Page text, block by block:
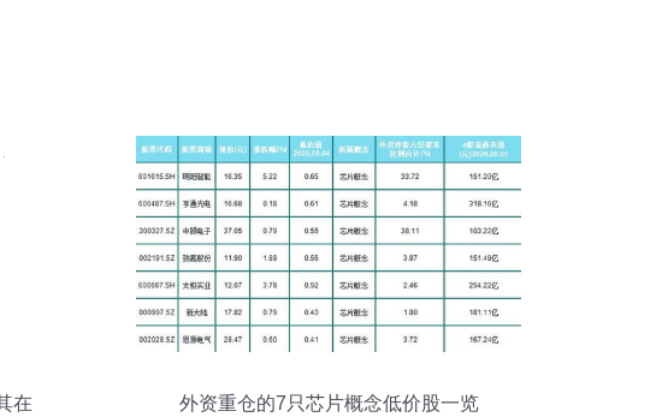
在
外资重仓的7只芯片概念低价股一览